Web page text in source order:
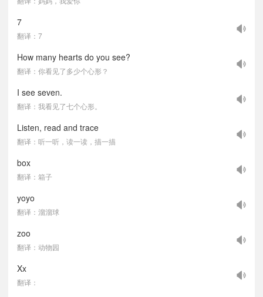
7
翻译：7
How many hearts do you see?
翻译：你看见了多少个心形？
I see seven.
翻译：我看见了七个心形。
Listen, read and trace
翻译：听一听，读一读，描一描
box
翻译：箱子
yoyo
翻译：溜溜球
zoo
翻译：动物园
Xx
翻译：